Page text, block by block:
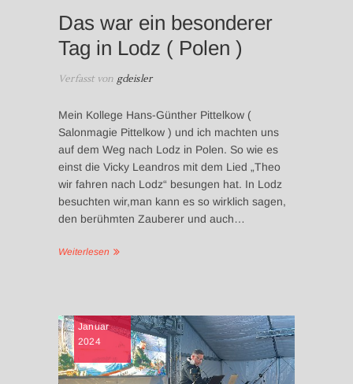
Das war ein besonderer
Tag in Lodz ( Polen )
Verfasst von gdeisler
Mein Kollege Hans-Günther Pittelkow (
Salonmagie Pittelkow ) und ich machten uns
auf dem Weg nach Lodz in Polen. So wie es
einst die Vicky Leandros mit dem Lied „Theo
wir fahren nach Lodz“ besungen hat. In Lodz
besuchten wir,man kann es so wirklich sagen,
den berühmten Zauberer und auch…
Weiterlesen
Januar
2024